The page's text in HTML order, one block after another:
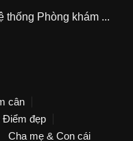
thống Phòng khám ...
cân
Điểm đẹp
Cha mẹ & Con cái